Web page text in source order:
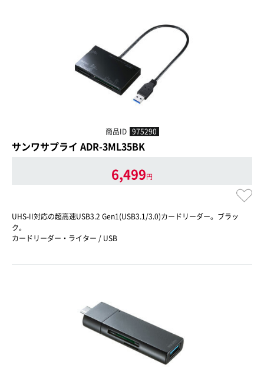
商品ID 975290
サンワサプライ ADR-3ML35BK
6,499円
UHS-II対応の超高速USB3.2 Gen1(USB3.1/3.0)カードリーダー。ブラッ
ク。
カードリーダー・ライター / USB